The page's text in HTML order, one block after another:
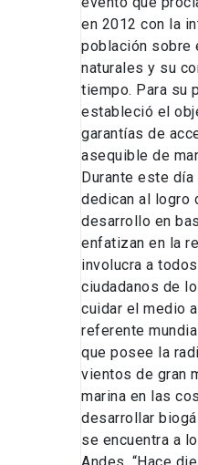
en 2012 con la
población sobre
naturales y su
tiempo. Para su
estableció el
garantías de
asequible de
Durante este
dedican al logro
desarrollo en
enfatizan en la
involucra a
ciudadanos de
cuidar el medio
referente
que posee la
vientos de gran
marina en las
desarrollar
se encuentra a